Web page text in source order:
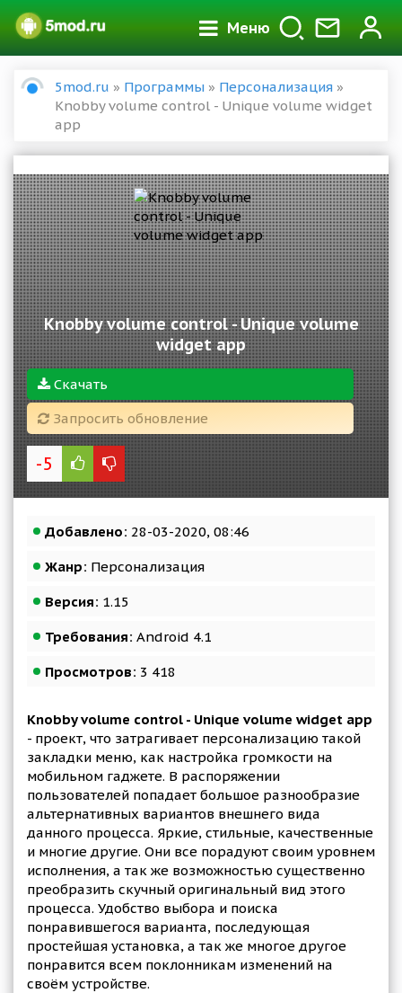
Меню
5mod.ru » Программы » Персонализация »
Knobby volume control - Unique volume widget
app
Knobby volume control - Unique volume
widget app
Скачать
Запросить обновление
-5
Добавлено: 28-03-2020, 08:46
Жанр: Персонализация
Версия: 1.15
Требования: Android 4.1
Просмотров: 3 418
Knobby volume control - Unique volume widget app
- проект, что затрагивает персонализацию такой
закладки меню, как настройка громкости на
мобильном гаджете. В распоряжении
пользователей попадает большое разнообразие
альтернативных вариантов внешнего вида
данного процесса. Яркие, стильные, качественные
и многие другие. Они все порадуют своим уровнем
исполнения, а так же возможностью существенно
преобразить скучный оригинальный вид этого
процесса. Удобство выбора и поиска
понравившегося варианта, последующая
простейшая установка, а так же многое другое
понравится всем поклонникам изменений на
своём устройстве.